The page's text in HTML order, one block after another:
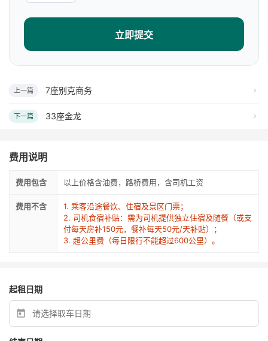
立即提交
上一篇 7座别克商务
下一篇 33座金龙
费用说明
费用包含 以上价格含油费，路桥费用，含司机工资
费用不含
1. 乘客沿途餐饮、住宿及景区门票；
2. 司机食宿补贴：需为司机提供独立住宿及随餐（或支
付每天房补150元，餐补每天50元/天补贴）；
3. 超公里费（每日限行不能超过600公里）。
起租日期